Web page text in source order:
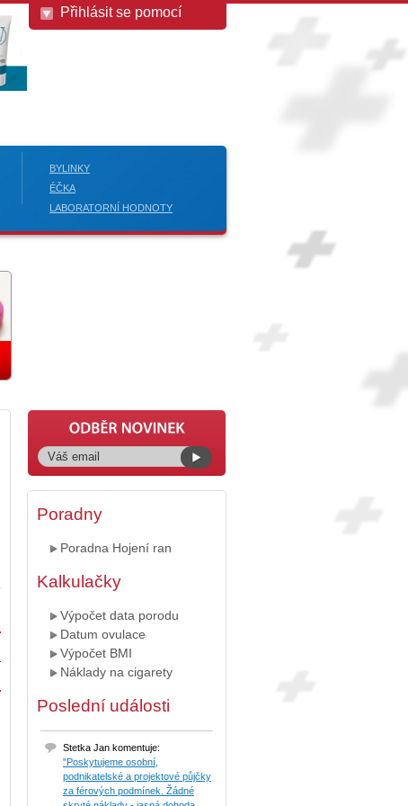
Přihlásit se pomocí
BYLINKY
ÉČKA
LABORATORNÍ HODNOTY
Poradny
Poradna Hojení ran
Kalkulačky
Výpočet data porodu
Datum ovulace
Výpočet BMI
Náklady na cigarety
Poslední události
Stetka Jan komentuje:
"Poskytujeme osobní,
podnikatelské a projektové půjčky
za férových podmínek. Žádné